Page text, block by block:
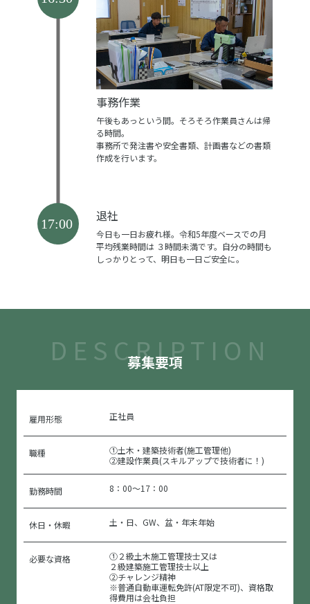
事務作業
午後もあっという間。そろそろ作業員さんは帰
る時間。
事務所で発注書や安全書類、計画書などの書類
作成を行います。
退社
今日も一日お疲れ様。令和5年度ベースでの月
平均残業時間は ３時間未満です。自分の時間も
しっかりとって、明日も一日ご安全に。
DESCRIPTION
募集要項
雇用形態 正社員
職種
①土木・建築技術者(施工管理他)
②建設作業員(スキルアップで技術者に！)
勤務時間 8：00～17：00
休日・休暇 土・日、GW、盆・年末年始
必要な資格
①２級土木施工管理技士又は
２級建築施工管理技士以上
②チャレンジ精神
※普通自動車運転免許(AT限定不可)、資格取
得費用は会社負担